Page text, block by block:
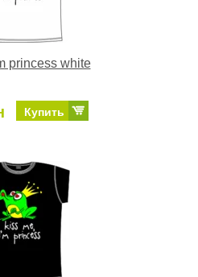
princess white
Купить